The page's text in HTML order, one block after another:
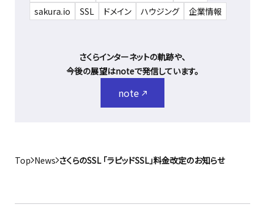
sakura.io
SSL ドメイン ハウジング 企業情報
さくらインターネットの軌跡や、
今後の展望はnoteで発信しています。
note
Top News さくらのSSL 「ラピッドSSL」料金改定のお知らせ